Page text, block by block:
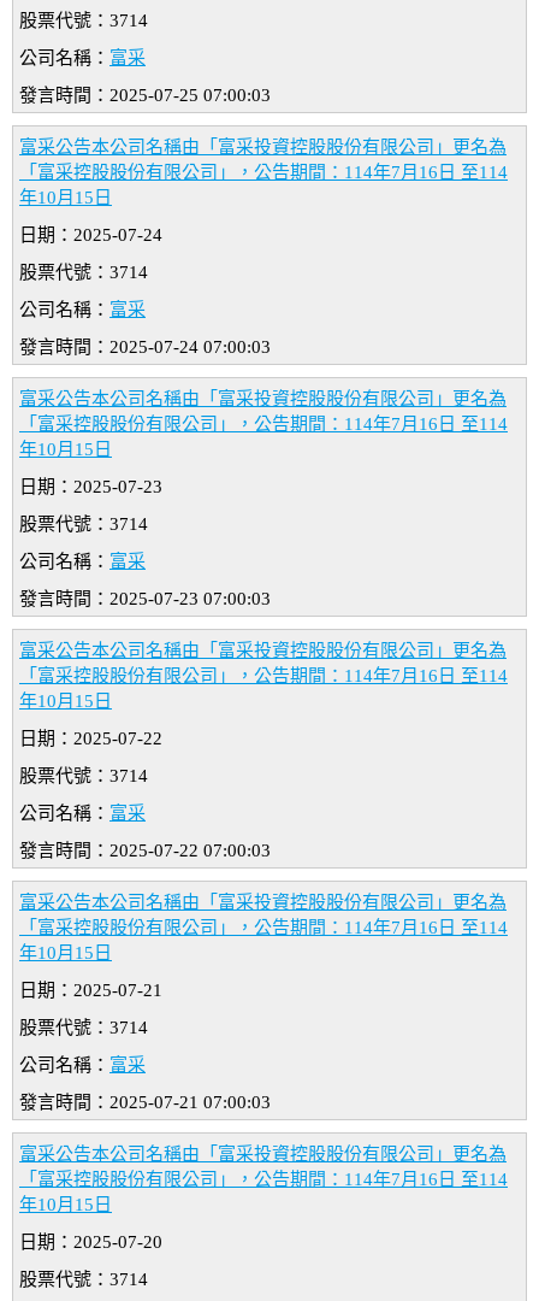
股票代號：3714
公司名稱： 富采
發言時間：2025-07-25 07:00:03
富采公告本公司名稱由「富采投資控股股份有限公司」更名為
「富采控股股份有限公司」，公告期間：114年7月16日 至114
年10月15日
日期：2025-07-24
股票代號：3714
公司名稱： 富采
發言時間：2025-07-24 07:00:03
富采公告本公司名稱由「富采投資控股股份有限公司」更名為
「富采控股股份有限公司」，公告期間：114年7月16日 至114
年10月15日
日期：2025-07-23
股票代號：3714
公司名稱： 富采
發言時間：2025-07-23 07:00:03
富采公告本公司名稱由「富采投資控股股份有限公司」更名為
「富采控股股份有限公司」，公告期間：114年7月16日 至114
年10月15日
日期：2025-07-22
股票代號：3714
公司名稱： 富采
發言時間：2025-07-22 07:00:03
富采公告本公司名稱由「富采投資控股股份有限公司」更名為
「富采控股股份有限公司」，公告期間：114年7月16日 至114
年10月15日
日期：2025-07-21
股票代號：3714
公司名稱： 富采
發言時間：2025-07-21 07:00:03
富采公告本公司名稱由「富采投資控股股份有限公司」更名為
「富采控股股份有限公司」，公告期間：114年7月16日 至114
年10月15日
日期：2025-07-20
股票代號：3714